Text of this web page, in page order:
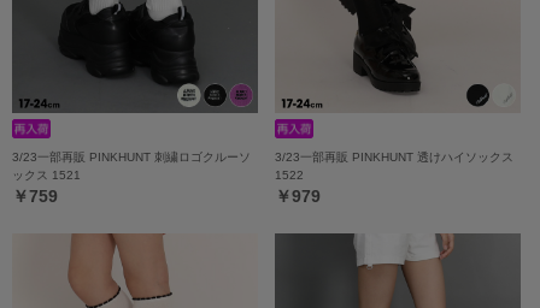
3/23一部再販 PINKHUNT 刺繍ロゴクルーソ
ックス 1521
￥759
3/23一部再販 PINKHUNT 透けハイソックス
1522
￥979